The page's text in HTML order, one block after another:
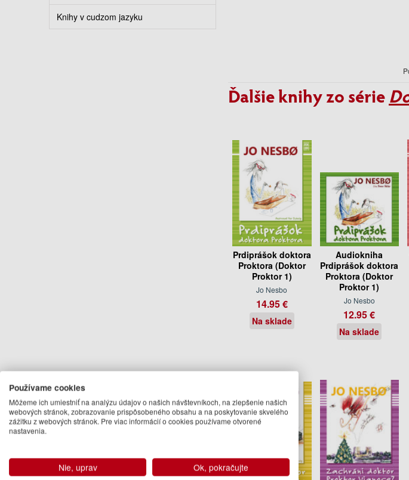
Knihy v cudzom jazyku
Ďalšie knihy zo série
Prdiprášok doktora
Proktora (Doktor
Proktor 1)
Jo Nesbo
14.95 €
Na sklade
Audiokniha
Prdiprášok doktora
Proktora (Doktor
Proktor 1)
Jo Nesbo
12.95 €
Na sklade
Používame cookies
Môžeme ich umiestniť na analýzu údajov o našich návštevníkoch, na zlepšenie našich
webových stránok, zobrazovanie prispôsobeného obsahu a na poskytovanie skvelého
zážitku z webových stránok. Pre viac informácií o cookies používame otvorené
nastavenia.
Nie, uprav Ok, pokračujte